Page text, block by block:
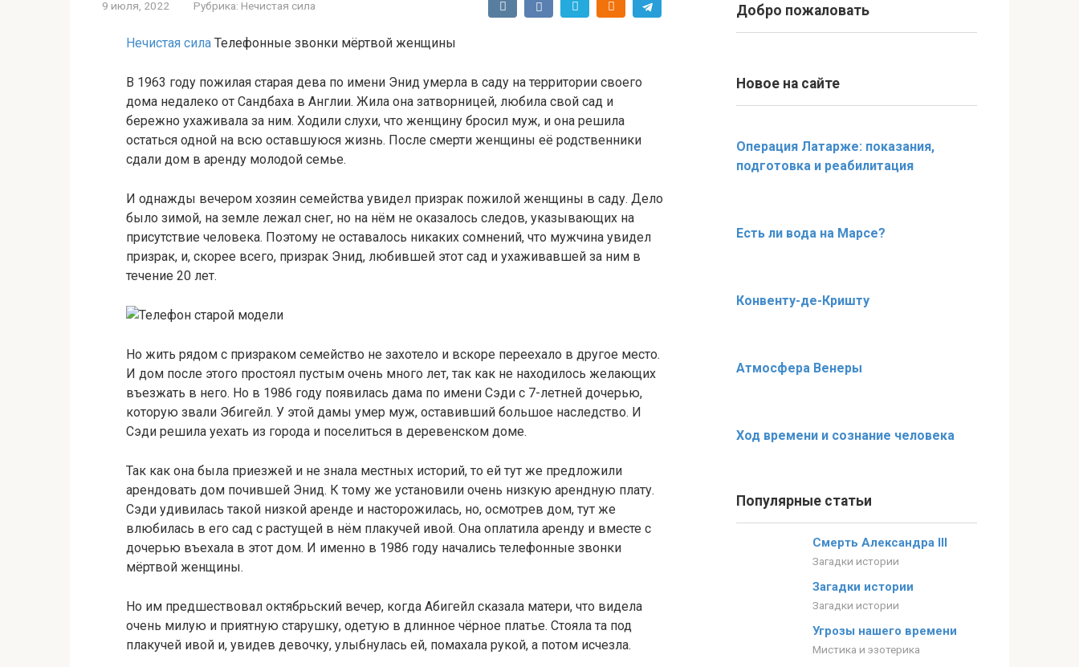
9 июля, 2022 Рубрика: Нечистая сила
Нечистая сила Телефонные звонки мёртвой женщины
В 1963 году пожилая старая дева по имени Энид умерла в саду на территории своего
дома недалеко от Сандбаха в Англии. Жила она затворницей, любила свой сад и
бережно ухаживала за ним. Ходили слухи, что женщину бросил муж, и она решила
остаться одной на всю оставшуюся жизнь. После смерти женщины её родственники
сдали дом в аренду молодой семье.
И однажды вечером хозяин семейства увидел призрак пожилой женщины в саду. Дело
было зимой, на земле лежал снег, но на нём не оказалось следов, указывающих на
присутствие человека. Поэтому не оставалось никаких сомнений, что мужчина увидел
призрак, и, скорее всего, призрак Энид, любившей этот сад и ухаживавшей за ним в
течение 20 лет.
Но жить рядом с призраком семейство не захотело и вскоре переехало в другое место.
И дом после этого простоял пустым очень много лет, так как не находилось желающих
въезжать в него. Но в 1986 году появилась дама по имени Сэди с 7-летней дочерью,
которую звали Эбигейл. У этой дамы умер муж, оставивший большое наследство. И
Сэди решила уехать из города и поселиться в деревенском доме.
Так как она была приезжей и не знала местных историй, то ей тут же предложили
арендовать дом почившей Энид. К тому же установили очень низкую арендную плату.
Сэди удивилась такой низкой аренде и насторожилась, но, осмотрев дом, тут же
влюбилась в его сад с растущей в нём плакучей ивой. Она оплатила аренду и вместе с
дочерью въехала в этот дом. И именно в 1986 году начались телефонные звонки
мёртвой женщины.
Но им предшествовал октябрьский вечер, когда Абигейл сказала матери, что видела
очень милую и приятную старушку, одетую в длинное чёрное платье. Стояла та под
плакучей ивой и, увидев девочку, улыбнулась ей, помахала рукой, а потом исчезла.
Добро пожаловать
Новое на сайте
Операция Латарже: показания,
подготовка и реабилитация
Есть ли вода на Марсе?
Конвенту-де-Кришту
Атмосфера Венеры
Ход времени и сознание человека
Популярные статьи
Смерть Александра III
Загадки истории
Загадки истории
Загадки истории
Угрозы нашего времени
Мистика и эзотерика